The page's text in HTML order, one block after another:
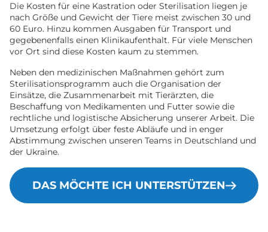
Die Kosten für eine Kastration oder Sterilisation liegen je
nach Größe und Gewicht der Tiere meist zwischen 30 und
60 Euro. Hinzu kommen Ausgaben für Transport und
gegebenenfalls einen Klinikaufenthalt. Für viele Menschen
vor Ort sind diese Kosten kaum zu stemmen.
Neben den medizinischen Maßnahmen gehört zum
Sterilisationsprogramm auch die Organisation der
Einsätze, die Zusammenarbeit mit Tierärzten, die
Beschaffung von Medikamenten und Futter sowie die
rechtliche und logistische Absicherung unserer Arbeit. Die
Umsetzung erfolgt über feste Abläufe und in enger
Abstimmung zwischen unseren Teams in Deutschland und
der Ukraine.
DAS MÖCHTE ICH UNTERSTÜTZEN